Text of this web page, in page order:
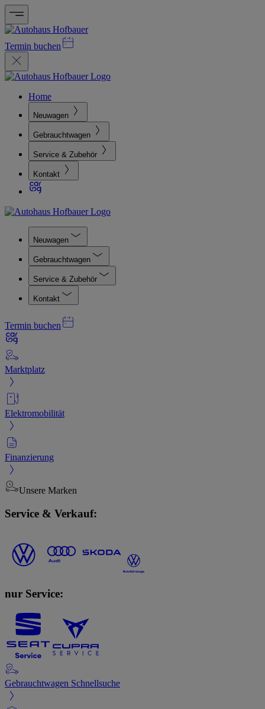
Termin buchen
Home
Neuwagen
Gebrauchtwagen
Service & Zubehör
Kontakt
Neuwagen
Gebrauchtwagen
Service & Zubehör
Kontakt
Termin buchen
Marktplatz
Elektromobilität
Finanzierung
Unsere Marken
Service & Verkauf:
nur Service:
Gebrauchtwagen Schnellsuche